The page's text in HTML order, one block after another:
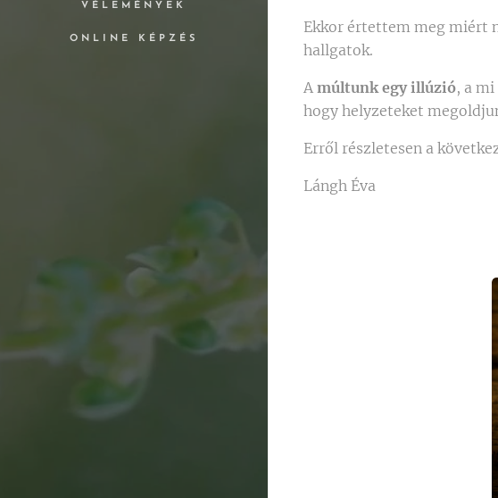
VÉLEMÉNYEK
ONLINE KÉPZÉS
Ekkor értettem meg miért
hallgatok.
A múltunk egy illúzió, a
hogy helyzeteket
Erről részletesen a
Lángh Éva